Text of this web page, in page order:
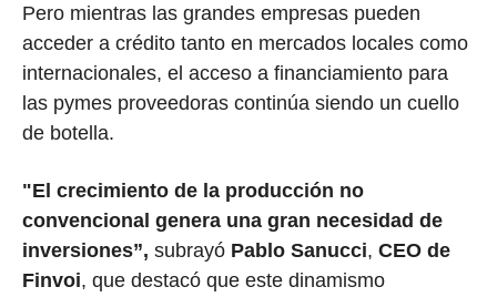
Pero mientras las grandes empresas pueden
acceder a crédito tanto en mercados locales como
internacionales, el acceso a financiamiento para
las pymes proveedoras continúa siendo un cuello
de botella.
"El crecimiento de la producción no
convencional genera una gran necesidad de
inversiones”, subrayó Pablo Sanucci, CEO de
Finvoi, que destacó que este dinamismo